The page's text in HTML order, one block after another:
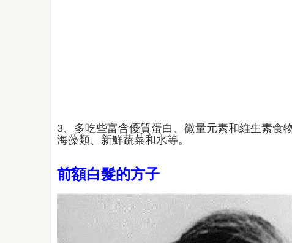
3、多吃些富含優質蛋白、微量元素和維生素食
海藻類、新鮮蔬菜和水等。
前額白髮的方子